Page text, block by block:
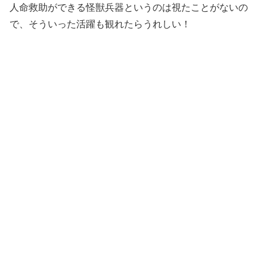
人命救助ができる怪獣兵器というのは視たことがないの
で、そういった活躍も観れたらうれしい！